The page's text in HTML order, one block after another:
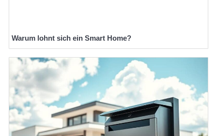
Warum lohnt sich ein Smart Home?